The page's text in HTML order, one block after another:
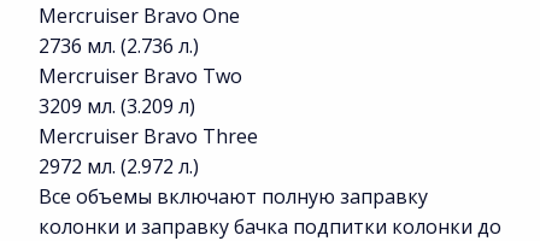
Mercruiser Bravo One
2736 мл. (2.736 л.)
Mercruiser Bravo Two
3209 мл. (3.209 л)
Mercruiser Bravo Three
2972 мл. (2.972 л.)
Все объемы включают полную заправку
колонки и заправку бачка подпитки колонки до